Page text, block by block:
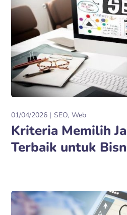
01/04/2026 SEO Web
Kriteria Memilih
Terbaik untuk